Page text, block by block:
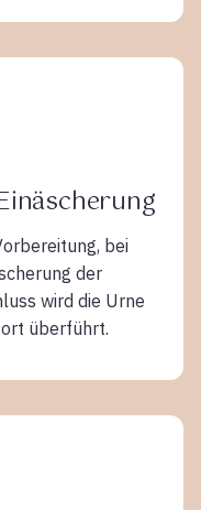
bei
der
wird die Urne
überführt.